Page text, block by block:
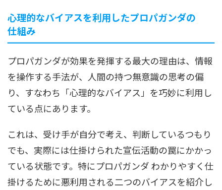
心理的なバイアスを利用したプロパガンダの
仕組み
プロパガンダが効果を発揮する最大の理由は、情報
を操作する手法が、人間の持つ無意識の思考の偏
り、すなわち「心理的なバイアス」を巧妙に利用し
ている点にあります。
これは、受け手が自分で考え、判断しているつもり
でも、実際には仕掛けられた宣伝活動の罠にかかっ
ている状態です。特にプロパガンダ わかりやすく仕
掛けるために悪利用される二つのバイアスを紹介し